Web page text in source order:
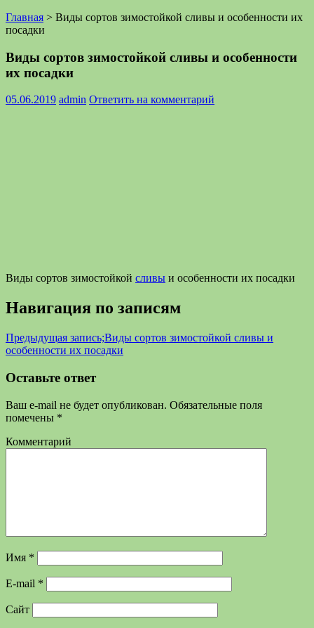
Главная > Виды сортов зимостойкой сливы и особенности их
посадки
Виды сортов зимостойкой сливы и особенности
их посадки
05.06.2019 admin Ответить на комментарий
Виды сортов зимостойкой сливы и особенности их посадки
Навигация по записям
Предыдущая запись;Виды сортов зимостойкой сливы и
особенности их посадки
Оставьте ответ
Ваш e-mail не будет опубликован. Обязательные поля
помечены *
Комментарий
Имя *
E-mail *
Сайт